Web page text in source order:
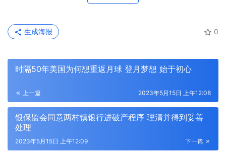
0
生成海报
时隔50年美国为何想重返月球 登月梦想 始于初心
上一篇 2023年5月15日 上午12:08
银保监会同意两村镇银行进破产程序 理清并得到妥善
处理
下一篇
2023年5月15日 上午12:09